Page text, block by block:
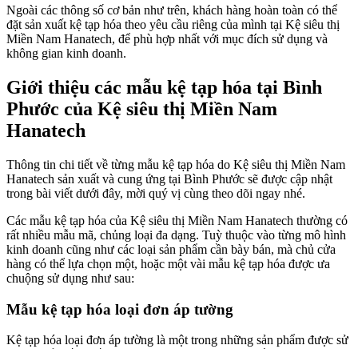
Ngoài các thông số cơ bản như trên, khách hàng hoàn toàn có thể
đặt sản xuất kệ tạp hóa theo yêu cầu riêng của mình tại Kệ siêu thị
Miền Nam Hanatech, để phù hợp nhất với mục đích sử dụng và
không gian kinh doanh.
Giới thiệu các mẫu kệ tạp hóa tại Bình
Phước của Kệ siêu thị Miền Nam
Hanatech
Thông tin chi tiết về từng mẫu kệ tạp hóa do Kệ siêu thị Miền Nam
Hanatech sản xuất và cung ứng tại Bình Phước sẽ được cập nhật
trong bài viết dưới đây, mời quý vị cùng theo dõi ngay nhé.
Các mẫu kệ tạp hóa của Kệ siêu thị Miền Nam Hanatech thường có
rất nhiều mẫu mã, chủng loại đa dạng. Tuỳ thuộc vào từng mô hình
kinh doanh cũng như các loại sản phẩm cần bày bán, mà chủ cửa
hàng có thể lựa chọn một, hoặc một vài mẫu kệ tạp hóa được ưa
chuộng sử dụng như sau:
Mẫu kệ tạp hóa loại đơn áp tường
Kệ tạp hóa loại đơn áp tường là một trong những sản phẩm được sử